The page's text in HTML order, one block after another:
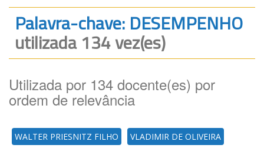
Legislação
Palavra-chave: DESEMPENHO
utilizada 134 vez(es)
Utilizada por 134 docente(es) por
ordem de relevância
WALTER PRIESNITZ FILHO VLADIMIR DE OLIVEIRA